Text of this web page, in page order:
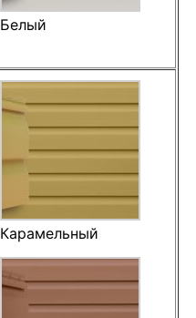
Белый
Карамельный